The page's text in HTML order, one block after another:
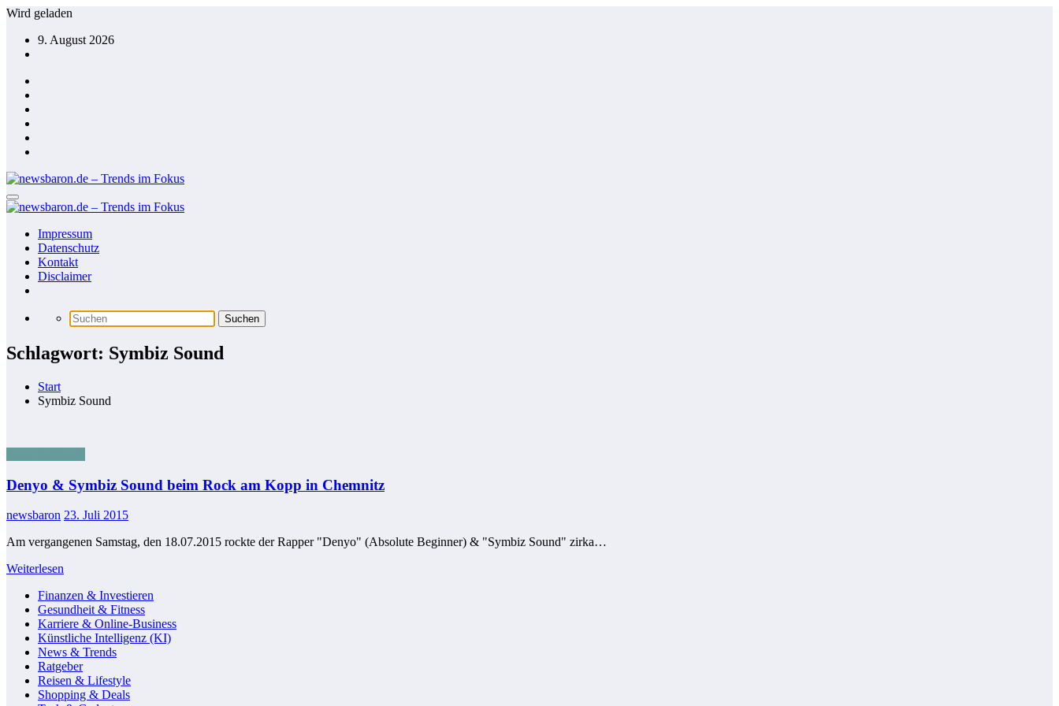
Zum
springen
Wird geladen
9. August 2026
Impressum
Datenschutz
Kontakt
Disclaimer
Schlagwort: Symbiz Sound
Start
Symbiz Sound
Denyo & Symbiz Sound beim Rock am Kopp in Chemnitz
newsbaron 23. Juli 2015
Am vergangenen Samstag, den 18.07.2015 rockte der Rapper "Denyo" (Absolute Beginner) & "Symbiz Sound" zirka…
Weiterlesen
Finanzen & Investieren
Gesundheit & Fitness
Karriere & Online-Business
Künstliche Intelligenz (KI)
News & Trends
Ratgeber
Reisen & Lifestyle
Shopping & Deals